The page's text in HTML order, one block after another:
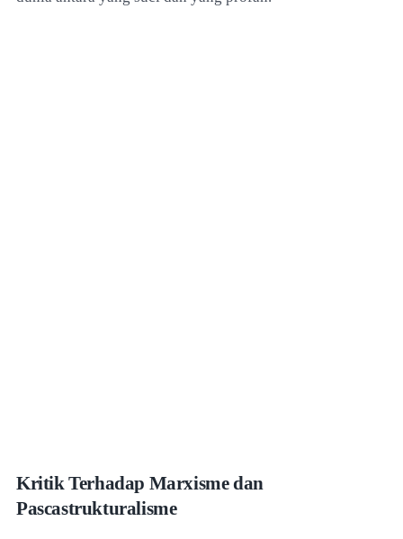
Kritik Terhadap Marxisme dan
Pascastrukturalisme